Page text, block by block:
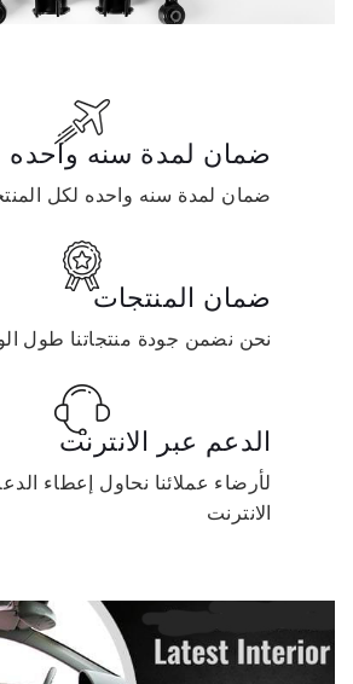
ضمان لمدة سنه واحده
ضمان لمدة سنه واحده لكل
ضمان المنتجات
نحن نضمن جودة منتجاتنا طول
الدعم عبر الانترنت
لأرضاء عملائنا نحاول إعطاء
الانترنت